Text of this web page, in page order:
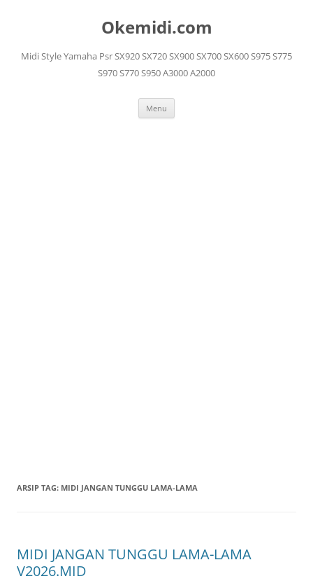
Okemidi.com
Midi Style Yamaha Psr SX920 SX720 SX900 SX700 SX600 S975 S775
S970 S770 S950 A3000 A2000
Menu
ARSIP TAG: MIDI JANGAN TUNGGU LAMA-LAMA
MIDI JANGAN TUNGGU LAMA-LAMA
V2026.MID